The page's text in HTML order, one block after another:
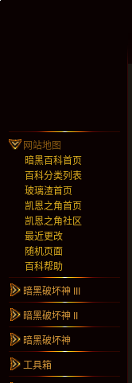
网站地图
暗黑百科首页
百科分类列表
玻璃渣首页
凯恩之角首页
凯恩之角社区
最近更改
随机页面
百科帮助
暗黑破坏神 III
暗黑破坏神 II
暗黑破坏神
工具箱